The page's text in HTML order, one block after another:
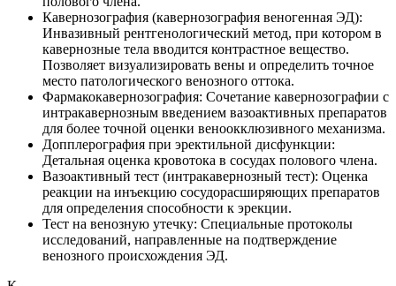
Кавернозография (кавернозография веногенная ЭД):
Инвазивный рентгенологический метод, при котором в
кавернозные тела вводится контрастное вещество.
Позволяет визуализировать вены и определить точное
место патологического венозного оттока.
Фармакокавернозография: Сочетание кавернозографии с
интракавернозным введением вазоактивных препаратов
для более точной оценки веноокклюзивного механизма.
Допплерография при эректильной дисфункции:
Детальная оценка кровотока в сосудах полового члена.
Вазоактивный тест (интракавернозный тест): Оценка
реакции на инъекцию сосудорасширяющих препаратов
для определения способности к эрекции.
Тест на венозную утечку: Специальные протоколы
исследований, направленные на подтверждение
венозного происхождения ЭД.